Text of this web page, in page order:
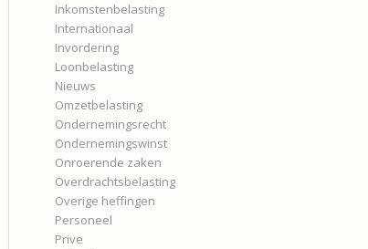
Inkomstenbelasting
Internationaal
Invordering
Loonbelasting
Nieuws
Omzetbelasting
Ondernemingsrecht
Ondernemingswinst
Onroerende zaken
Overdrachtsbelasting
Overige heffingen
Personeel
Prive